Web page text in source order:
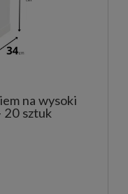
na wysoki
sztuk